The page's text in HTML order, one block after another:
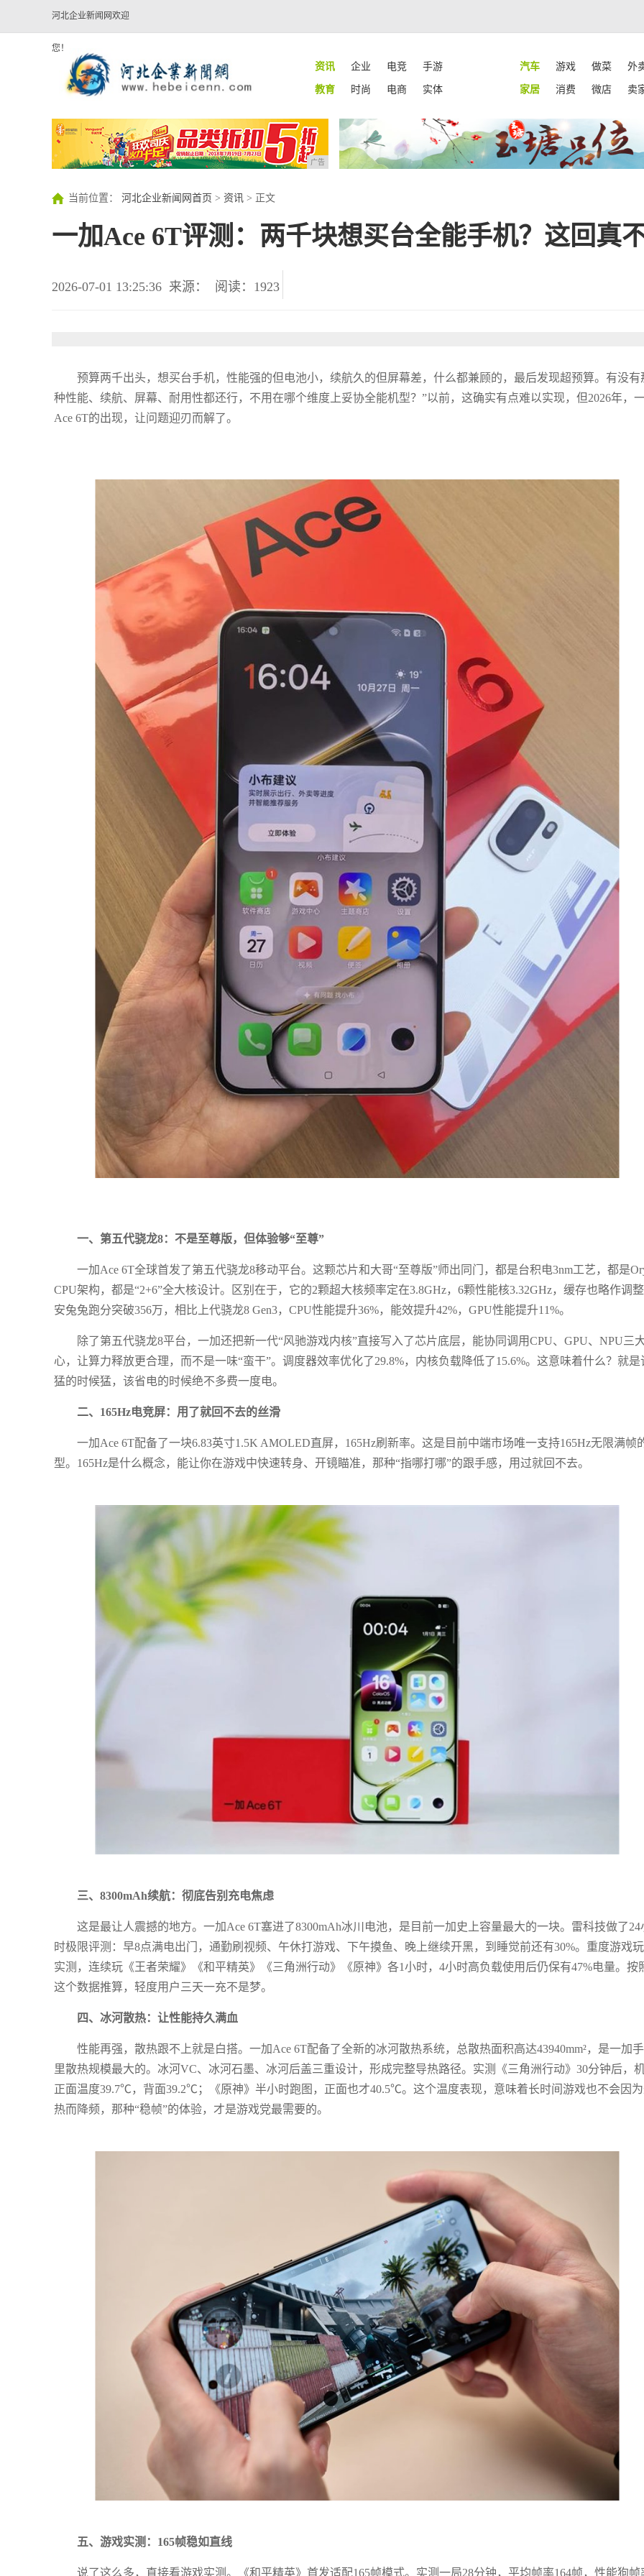
河北企业新闻网欢迎
您！
资讯 企业 电竞 手游 汽车 游戏 做菜
外
教育
时尚 电商 实体 家居 消费 微店 卖
广告
当前位置： 河北企业新闻网首页 > 资讯 > 正文
一加Ace 6T评测：两千块想买台全能手机？这回真
2026-07-01 13:25:36 来源： 阅读：1923
预算两千出头，想买台手机，性能强的但电池小，续航久的但屏幕差，什么都兼顾的，最后发现超预算。有没有
种性能、续航、屏幕、耐用性都还行，不用在哪个维度上妥协全能机型？”以前，这确实有点难以实现，但2026年，
Ace 6T的出现，让问题迎刃而解了。
一、第五代骁龙8：不是至尊版，但体验够“至尊”
一加Ace 6T全球首发了第五代骁龙8移动平台。这颗芯片和大哥“至尊版”师出同门，都是台积电3nm工艺，都是
CPU架构，都是“2+6”全大核设计。区别在于，它的2颗超大核频率定在3.8GHz，6颗性能核3.32GHz，缓存也略作调
安兔兔跑分突破356万，相比上代骁龙8 Gen3，CPU性能提升36%，能效提升42%，GPU性能提升11%。
除了第五代骁龙8平台，一加还把新一代“风驰游戏内核”直接写入了芯片底层，能协同调用CPU、GPU、NPU三
心，让算力释放更合理，而不是一味“蛮干”。调度器效率优化了29.8%，内核负载降低了15.6%。这意味着什么？就是
猛的时候猛，该省电的时候绝不多费一度电。
二、165Hz电竞屏：用了就回不去的丝滑
一加Ace 6T配备了一块6.83英寸1.5K AMOLED直屏，165Hz刷新率。这是目前中端市场唯一支持165Hz无限满帧
型。165Hz是什么概念，能让你在游戏中快速转身、开镜瞄准，那种“指哪打哪”的跟手感，用过就回不去。
三、8300mAh续航：彻底告别充电焦虑
这是最让人震撼的地方。一加Ace 6T塞进了8300mAh冰川电池，是目前一加史上容量最大的一块。雷科技做了24
时极限评测：早8点满电出门，通勤刷视频、午休打游戏、下午摸鱼、晚上继续开黑，到睡觉前还有30%。重度游戏
实测，连续玩《王者荣耀》《和平精英》《三角洲行动》《原神》各1小时，4小时高负载使用后仍保有47%电量。按
这个数据推算，轻度用户三天一充不是梦。
四、冰河散热：让性能持久满血
性能再强，散热跟不上就是白搭。一加Ace 6T配备了全新的冰河散热系统，总散热面积高达43940mm²，是一加
里散热规模最大的。冰河VC、冰河石墨、冰河后盖三重设计，形成完整导热路径。实测《三角洲行动》30分钟后，
正面温度39.7℃，背面39.2℃；《原神》半小时跑图，正面也才40.5℃。这个温度表现，意味着长时间游戏也不会因
热而降频，那种“稳帧”的体验，才是游戏党最需要的。
五、游戏实测：165帧稳如直线
说了这么多，直接看游戏实测。《和平精英》首发适配165帧模式。实测一局28分钟，平均帧率164帧，性能狗帧